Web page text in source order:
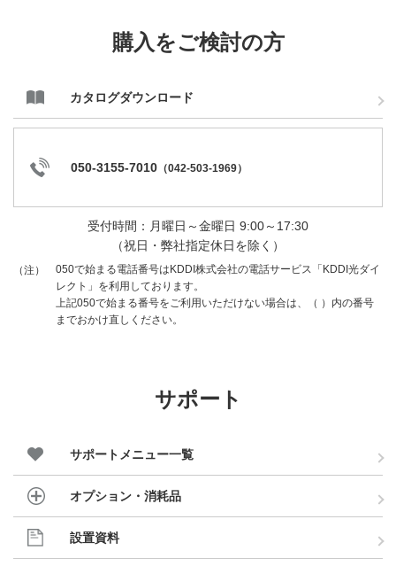
購入をご検討の方
カタログダウンロード
050-3155-7010 （042-503-1969）
受付時間：月曜日～金曜日 9:00～17:30
（祝日・弊社指定休日を除く）
（注）
050で始まる電話番号はKDDI株式会社の電話サービス「KDDI光ダイ
レクト」を利用しております。
上記050で始まる番号をご利用いただけない場合は、（ ）内の番号
までおかけ直しください。
サポート
サポートメニュー一覧
オプション・消耗品
設置資料